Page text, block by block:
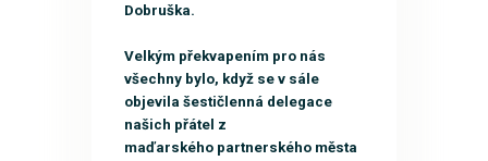
Dobruška.
Velkým překvapením pro nás
všechny bylo, když se v sále
objevila šestičlenná delegace
našich přátel z
maďarského partnerského města